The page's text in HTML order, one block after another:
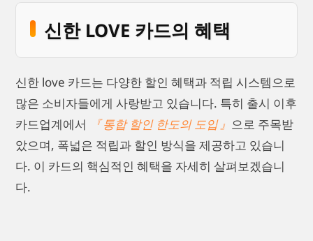
신한 LOVE 카드의 혜택
신한 love 카드는 다양한 할인 혜택과 적립 시스템으로
많은 소비자들에게 사랑받고 있습니다. 특히 출시 이후
카드업계에서
통합 할인 한도의 도입
으로 주목받
았으며, 폭넓은 적립과 할인 방식을 제공하고 있습니
다. 이 카드의 핵심적인 혜택을 자세히 살펴보겠습니
다.